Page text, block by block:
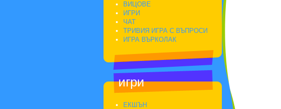
ВИЦОВЕ
ИГРИ
ЧАТ
ТРИВИЯ ИГРА С ВЪПРОСИ
ИГРА ВЪРКОЛАК
игри
ЕКШЪН